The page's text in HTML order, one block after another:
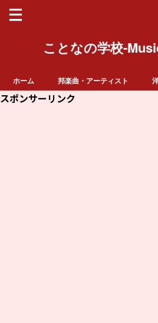
ことなの学校-
ホーム 邦楽曲・アーティスト
スポンサーリンク